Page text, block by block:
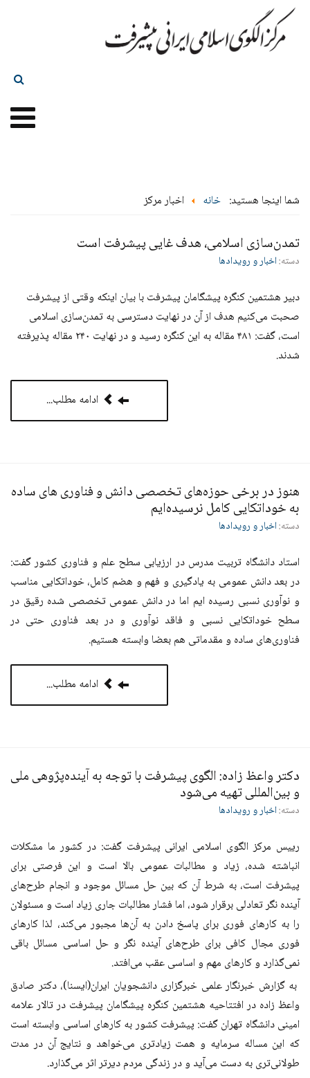
شما اینجا هستید: خانه اخبار مرکز
تمدن‌سازی اسلامی، هدف غایی پیشرفت است
دسته:اخبار و رویدادها
دبیر هشتمین کنگره پیشگامان پیشرفت با بیان اینکه وقتی از پیشرفت
صحبت می‌کنیم هدف از آن در نهایت دسترسی به تمدن‌سازی اسلامی
است، گفت:‌ ۴۸۱ مقاله به این کنگره رسید و در نهایت ۲۴۰ مقاله پذیرفته
شدند.
ادامه مطلب...
هنوز در برخی حوزه‌های تخصصی دانش و فناوری های ساده
به خوداتکایی کامل نرسیده‌ایم
دسته:اخبار و رویدادها
استاد دانشگاه تربیت مدرس در ارزیابی سطح علم و فناوری کشور گفت:
در بعد دانش عمومی به یادگیری و فهم و هضم کامل، خوداتکایی مناسب
و نوآوری نسبی رسیده ایم اما در دانش عمومی تخصصی شده رقیق در
سطح خوداتکایی نسبی و فاقد نوآوری و در بعد فناوری حتی در
فناوری‌های ساده و مقدماتی هم بعضا وابسته هستیم.
ادامه مطلب...
دکتر واعظ زاده: الگوی پیشرفت با توجه به آینده‌پژوهی ملی
و بین‌المللی تهیه می‌شود
دسته:اخبار و رویدادها
رییس مرکز الگوی اسلامی ایرانی پیشرفت گفت: در کشور ما مشکلات
انباشته شده، زیاد و مطالبات عمومی بالا است و این فرصتی برای
پیشرفت است، به شرط آن که بین حل مسائل موجود و انجام طرح‌های
آینده نگر تعادلی برقرار شود، اما فشار مطالبات جاری زیاد است و مسئولان
را به کارهای فوری برای پاسخ دادن به آن‌ها مجبور می‌کند، لذا کارهای
فوری مجال کافی برای طرح‌های آینده نگر و حل اساسی مسائل باقی
نمی‌گذارد و کارهای مهم و اساسی عقب می‌افتد.
به گزارش خبرنگار علمی خبرگزاری دانشجویان ایران(ایسنا)، دکتر صادق
واعظ زاده در افتتاحیه هشتمین کنگره پیشگامان پیشرفت در تالار علامه
امینی دانشگاه تهران گفت: پیشرفت کشور به کارهای اساسی وابسته است
که این مساله سرمایه و همت زیادتری می‌خواهد و نتایج آن در مدت
طولانی‌تری به دست می‌آید و در زندگی مردم دیرتر اثر می‌گذارد.